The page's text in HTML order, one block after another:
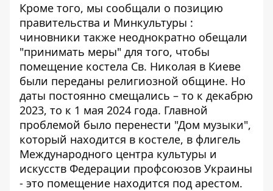
Кроме того, мы сообщали о позицию
правительства и Минкультуры :
чиновники также неоднократно обещали
"принимать меры" для того, чтобы
помещение костела Св. Николая в Киеве
были переданы религиозной общине. Но
даты постоянно смещались – то к декабрю
2023, то к 1 мая 2024 года. Главной
проблемой было перенести "Дом музыки",
который находится в костеле, в флигель
Международного центра культуры и
искусств Федерации профсоюзов Украины
- это помещение находится под арестом.